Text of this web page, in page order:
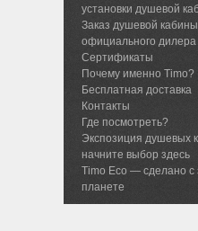
установки душевой
Заказ душевой
официального дилера
Сертификаты
Почему именно Timo?
Бесплатная доставка
Контакты
Где посмотреть?
Экспозиция душевых
начните выбор здесь
Timo Eco — сделано с
планете